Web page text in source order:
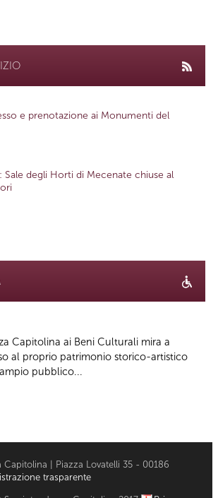
e prenotazione ai Monumenti del
Sale degli Horti di Mecenate chiuse al
Capitolina ai Beni Culturali mira a
al proprio patrimonio storico-artistico
pubblico...
Capitolina | Piazza Lovatelli 35 - 00186
trasparente